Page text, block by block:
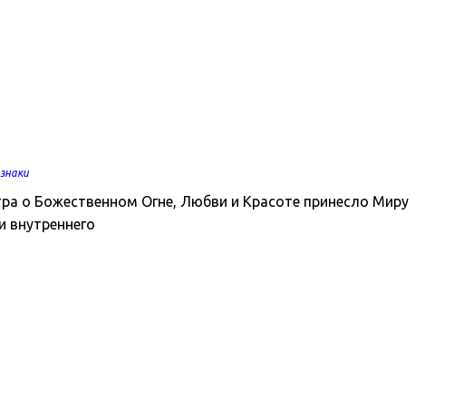
о Божественном Огне, Любви и Красоте принесло Миру